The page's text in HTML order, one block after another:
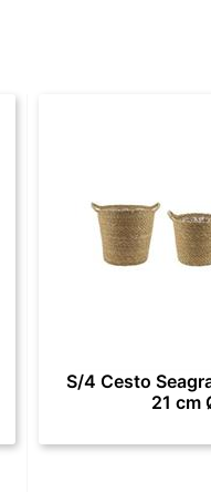
S/4 Cesto
21 cm